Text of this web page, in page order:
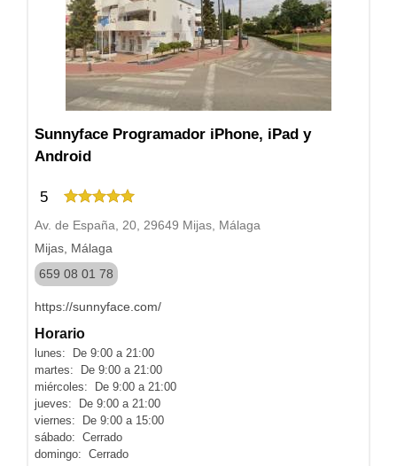
Sunnyface Programador iPhone, iPad y
Android
5
Av. de España, 20, 29649 Mijas, Málaga
Mijas, Málaga
659 08 01 78
https://sunnyface.com/
Horario
lunes: De 9:00 a 21:00
martes: De 9:00 a 21:00
miércoles: De 9:00 a 21:00
jueves: De 9:00 a 21:00
viernes: De 9:00 a 15:00
sábado: Cerrado
domingo: Cerrado